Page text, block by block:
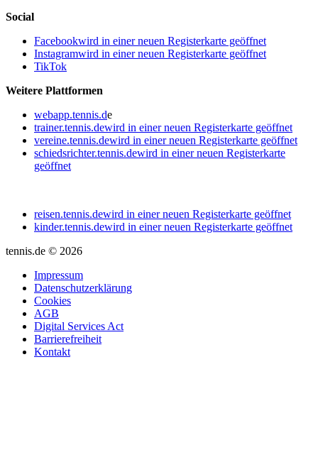
Social
Facebookwird in einer neuen Registerkarte geöffnet
Instagramwird in einer neuen Registerkarte geöffnet
TikTok
Weitere Plattformen
webapp.tennis.de
trainer.tennis.dewird in einer neuen Registerkarte geöffnet
vereine.tennis.dewird in einer neuen Registerkarte geöffnet
schiedsrichter.tennis.dewird in einer neuen Registerkarte
geöffnet
reisen.tennis.dewird in einer neuen Registerkarte geöffnet
kinder.tennis.dewird in einer neuen Registerkarte geöffnet
tennis.de © 2026
Impressum
Datenschutzerklärung
Cookies
AGB
Digital Services Act
Barrierefreiheit
Kontakt